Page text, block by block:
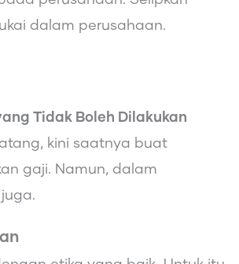
dalam perusahaan.
Tidak Boleh Dilakukan
kini saatnya buat
gaji. Namun, dalam